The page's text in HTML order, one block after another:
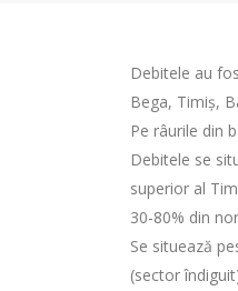
Debitele au
Bega, Timiş,
Pe râurile din
Debitele se
superior al
30-80% din
Se situează
(sector